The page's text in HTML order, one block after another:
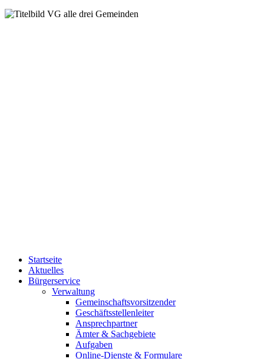
Startseite
Aktuelles
Bürgerservice
Verwaltung
Gemeinschaftsvorsitzender
Geschäftsstellenleiter
Ansprechpartner
Ämter & Sachgebiete
Aufgaben
Online-Dienste & Formulare